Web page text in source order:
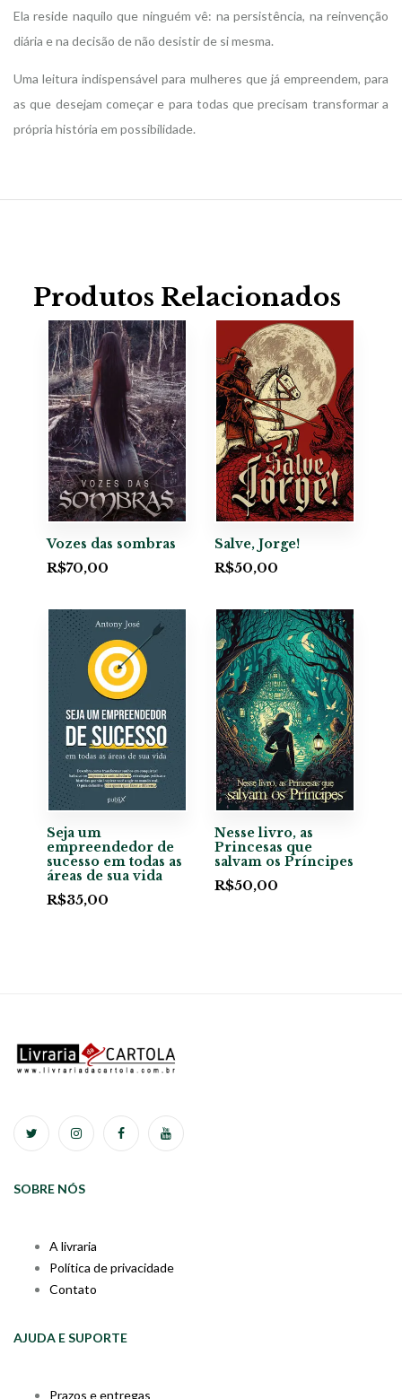
Ela reside naquilo que ninguém vê: na persistência, na reinvenção
diária e na decisão de não desistir de si mesma.
Uma leitura indispensável para mulheres que já empreendem, para
as que desejam começar e para todas que precisam transformar a
própria história em possibilidade.
Produtos Relacionados
Vozes das sombras
R$70,00
Salve, Jorge!
R$50,00
Seja um
empreendedor de
sucesso em todas as
áreas de sua vida
R$35,00
Nesse livro, as
Princesas que
salvam os Príncipes
R$50,00
SOBRE NÓS
A livraria
Política de privacidade
Contato
AJUDA E SUPORTE
Prazos e entregas